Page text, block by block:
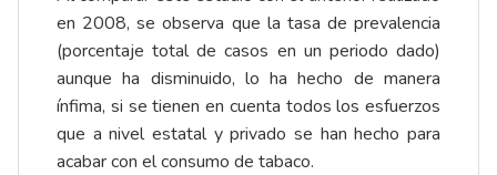
en 2008, se observa que la tasa de prevalencia
(porcentaje total de casos en un periodo dado)
aunque ha disminuido, lo ha hecho de manera
ínfima, si se tienen en cuenta todos los esfuerzos
que a nivel estatal y privado se han hecho para
acabar con el consumo de tabaco.